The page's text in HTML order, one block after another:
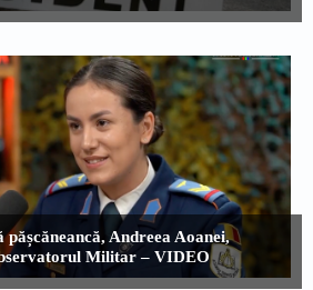
Andreea Aoanei,
Militar – VIDEO